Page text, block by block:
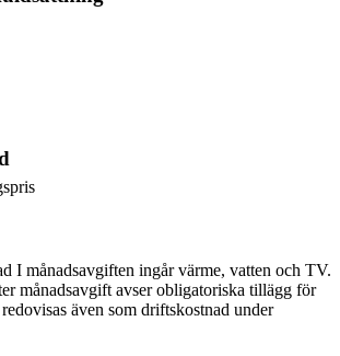
I månadsavgiften ingår värme, vatten och TV.
månadsavgift avser obligatoriska tillägg för
även som driftskostnad under